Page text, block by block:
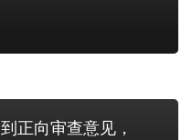
正向审查意见，